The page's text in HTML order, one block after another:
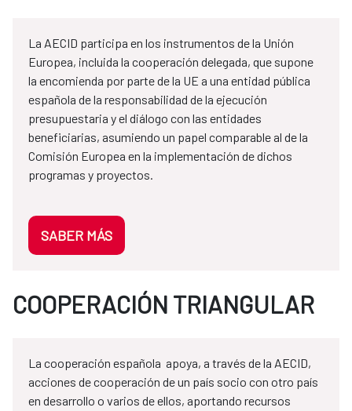
La AECID participa en los instrumentos de la Unión
Europea, incluida la cooperación delegada, que supone
la encomienda por parte de la UE a una entidad pública
española de la responsabilidad de la ejecución
presupuestaria y el diálogo con las entidades
beneficiarias, asumiendo un papel comparable al de la
Comisión Europea en la implementación de dichos
programas y proyectos.
SABER MÁS
COOPERACIÓN TRIANGULAR
La cooperación española apoya, a través de la AECID,
acciones de cooperación de un país socio con otro país
en desarrollo o varios de ellos, aportando recursos